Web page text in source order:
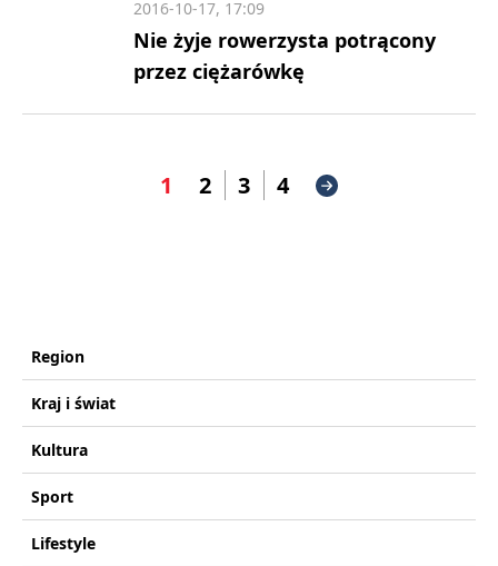
Nie żyje rowerzysta potrącony
przez ciężarówkę
2016-10-17, 17:09
1 2 3 4
Region
Kraj i świat
Kultura
Sport
Lifestyle